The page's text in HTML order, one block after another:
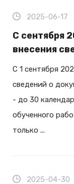
2025-06-17
С сентября
внесения
С 1 сентября
сведений о
- до 30
обученного
только ...
2025-04-30